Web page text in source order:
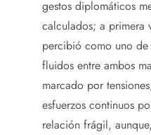
gestos diplomáticos
calculados; a primera
percibió como uno de
fluidos entre ambos
marcado por
esfuerzos continuos
relación frágil,